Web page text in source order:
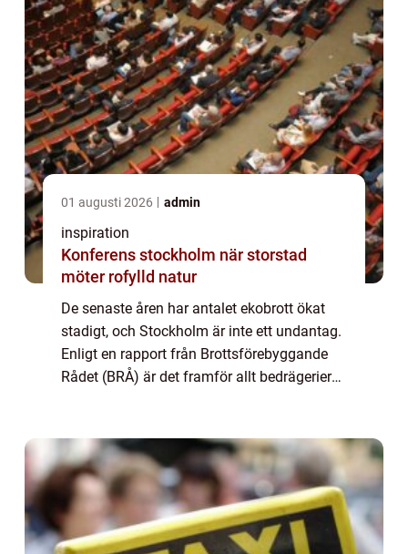
01 augusti 2026 admin
inspiration
Konferens stockholm när storstad
möter rofylld natur
De senaste åren har antalet ekobrott ökat
stadigt, och Stockholm är inte ett undantag.
Enligt en rapport från Brottsförebyggande
Rådet (BRÅ) är det framför allt bedrägerier